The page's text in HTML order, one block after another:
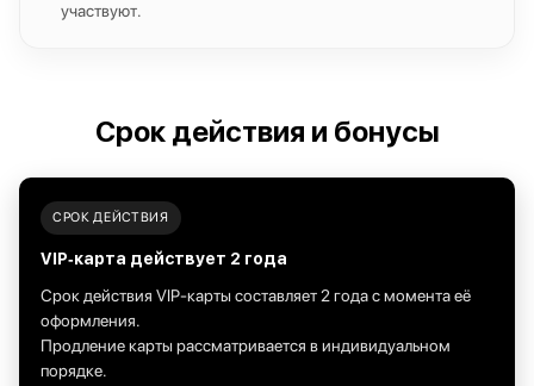
участвуют.
Срок действия и бонусы
СРОК ДЕЙСТВИЯ
VIP‑карта действует 2 года
Срок действия VIP‑карты составляет 2 года с момента её
оформления.
Продление карты рассматривается в индивидуальном
порядке.